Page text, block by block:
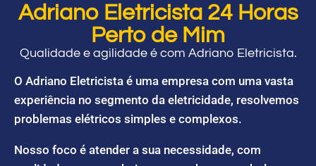
Adriano Eletricista 24 Horas
Perto de Mim
Qualidade e agilidade é com Adriano Eletricista.
O Adriano Eletricista é uma empresa com uma vasta
experiência no segmento da eletricidade, resolvemos
problemas elétricos simples e complexos.
Nosso foco é atender a sua necessidade, com